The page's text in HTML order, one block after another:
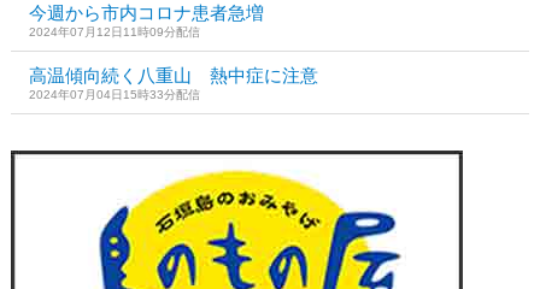
今週から市内コロナ患者急増
2024年07月12日11時09分配信
高温傾向続く八重山 熱中症に注意
2024年07月04日15時33分配信